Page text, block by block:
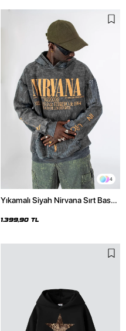
4
Yıkamalı Siyah Nirvana Sırt Baskılı
1.399,90 TL